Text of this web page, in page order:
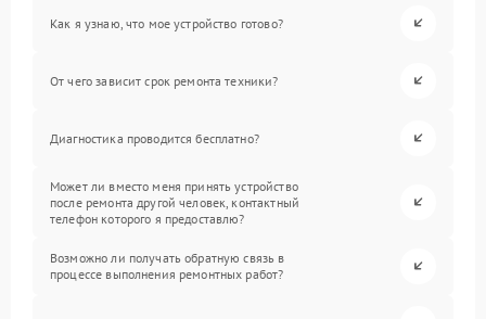
Как я узнаю, что мое устройство готово?
От чего зависит срок ремонта техники?
Диагностика проводится бесплатно?
Может ли вместо меня принять устройство
после ремонта другой человек, контактный
телефон которого я предоставлю?
Возможно ли получать обратную связь в
процессе выполнения ремонтных работ?